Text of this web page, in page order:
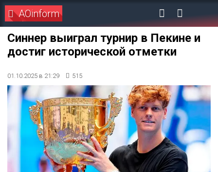
AOinform
Синнер выиграл турнир в Пекине и
достиг исторической отметки
01.10.2025 в 21:29 515